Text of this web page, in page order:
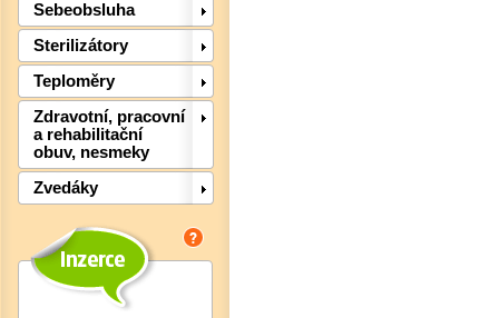
Sebeobsluha
Sterilizátory
Teploměry
Zdravotní, pracovní
a rehabilitační
obuv, nesmeky
Zvedáky